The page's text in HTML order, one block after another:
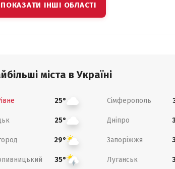
ПОКАЗАТИ ІНШІ ОБЛАСТІ
міста в Україні
25° Сімферополь
25° Дніпро
29° Запоріжжя
35° Луганськ